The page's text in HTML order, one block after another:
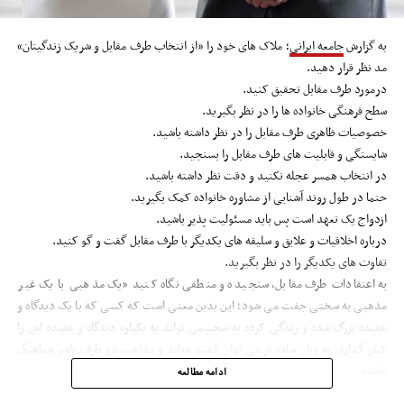
به گزارشجامعه ایرانی؛ ملاک های خود را «از انتخاب طرف مقابل و شریک زندگیتان»
مد نظر قرار دهید.
درمورد طرف مقابل تحقیق کنید.
سطح فرهنگی خانواده ها را در نظر بگیرید.
خصوصیات ظاهری طرف مقابل را در نظر داشته باشید.
شایستگی و قابلیت های طرف مقابل را بسنجید.
در انتخاب همسر عجله نکنید و دقت نظر داشته باشید.
حتما در طول روند آشنایی از مشاوره خانواده کمک بگیرید.
ازدواج یک تعهد است پس باید مسئولیت پذیر باشید.
درباره اخلاقیات و علایق و سلیقه های یکدیگر با طرف مقابل گفت و گو کنید.
تفاوت های یکدیگر را در نظر بگیرید.
به اعتقادات طرف مقابل، سنجیده و منطقی نگاه کنید «یک مذهبی با یک غیر
مذهبی به سختی جفت می شود؛ این بدین معنی است که کسی که با یک دیدگاه و
عقیده بزرگ شده و زندگی کرده به سختیمی تواند به یکباره دیدگاه و عقیده اش را
ادامه مطالعه